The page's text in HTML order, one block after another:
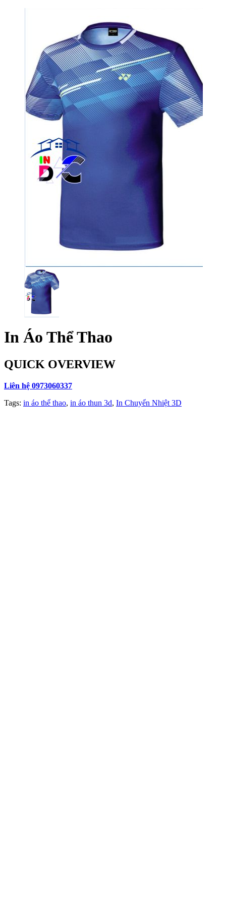
In Áo Thể Thao
QUICK OVERVIEW
Liên hệ 0973060337
Tags: in áo thể thao, in áo thun 3d, In Chuyển Nhiệt 3D